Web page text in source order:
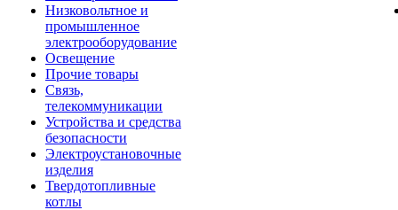
Низковольтное и
промышленное
электрооборудование
Освещение
Прочие товары
Связь,
телекоммуникации
Устройства и средства
безопасности
Электроустановочные
изделия
Твердотопливные
котлы